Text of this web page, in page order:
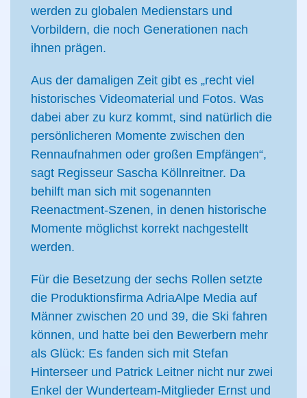
werden zu globalen Medienstars und
Vorbildern, die noch Generationen nach
ihnen prägen.
Aus der damaligen Zeit gibt es „recht viel
historisches Videomaterial und Fotos. Was
dabei aber zu kurz kommt, sind natürlich die
persönlicheren Momente zwischen den
Rennaufnahmen oder großen Empfängen“,
sagt Regisseur Sascha Köllnreitner. Da
behilft man sich mit sogenannten
Reenactment-Szenen, in denen historische
Momente möglichst korrekt nachgestellt
werden.
Für die Besetzung der sechs Rollen setzte
die Produktionsfirma AdriaAlpe Media auf
Männer zwischen 20 und 39, die Ski fahren
können, und hatte bei den Bewerbern mehr
als Glück: Es fanden sich mit Stefan
Hinterseer und Patrick Leitner nicht nur zwei
Enkel der Wunderteam-Mitglieder Ernst und